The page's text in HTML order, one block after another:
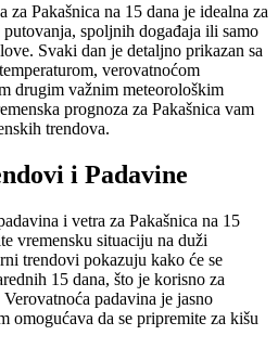
za Pakašnica na 15 dana je idealna za
spoljnih događaja ili samo
Svaki dan je detaljno prikazan sa
verovatnoćom
drugim važnim meteorološkim
prognoza za Pakašnica vam
trendova.
i Padavine
i vetra za Pakašnica na 15
vremensku situaciju na duži
trendovi pokazuju kako će se
15 dana, što je korisno za
padavina je jasno
omogućava da se pripremite za kišu